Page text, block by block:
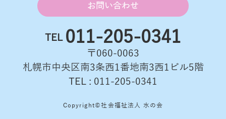
お問い合わせ
TEL 011-205-0341
〒060-0063
札幌市中央区南3条西1番地南3西1ビル5階
TEL : 011-205-0341
Copyright©社会福祉法人 水の会